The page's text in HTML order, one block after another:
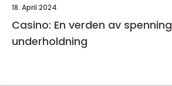
18. April 2024
Casino: En verden av
underholdning